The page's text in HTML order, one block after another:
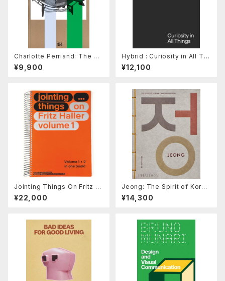
Charlotte Perriand: The Art
of Dwelling
¥9,900
Hybrid : Curiosity in All Thi
ngs
¥12,100
Jointing Things On Fritz H
aller (2 Vols.)
¥22,000
Jeong: The Spirit of Korea
n Craft and Design
¥14,300